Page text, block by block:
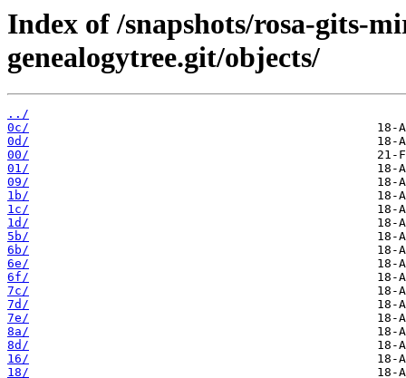
Index of /snapshots/rosa-gits-
genealogytree.git/objects/
../
0c/
0d/
00/
01/
09/
1b/
1c/
1d/
5b/
6b/
6e/
6f/
7c/
7d/
7e/
8a/
8d/
16/
18/